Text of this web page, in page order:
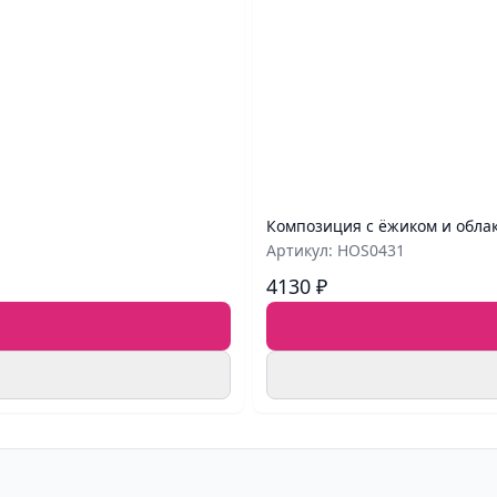
Композиция с ёжиком и
Артикул: HOS0431
4130 ₽